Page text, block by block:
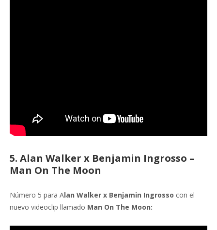
5. Alan Walker x Benjamin Ingrosso –
Man On The Moon
Número 5 para Alan Walker x Benjamin Ingrosso con el
nuevo videoclip llamado Man On The Moon: